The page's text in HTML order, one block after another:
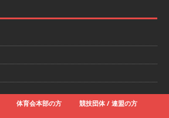
日 ｜ 創立以来74年間黒字経営 ｜ 合田工務店
し 】 自動車生産に欠かせない部品を独自のノウ
体育会本部の方 競技団体 / 連盟の方